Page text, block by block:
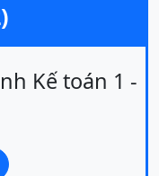
Kế toán 1 -